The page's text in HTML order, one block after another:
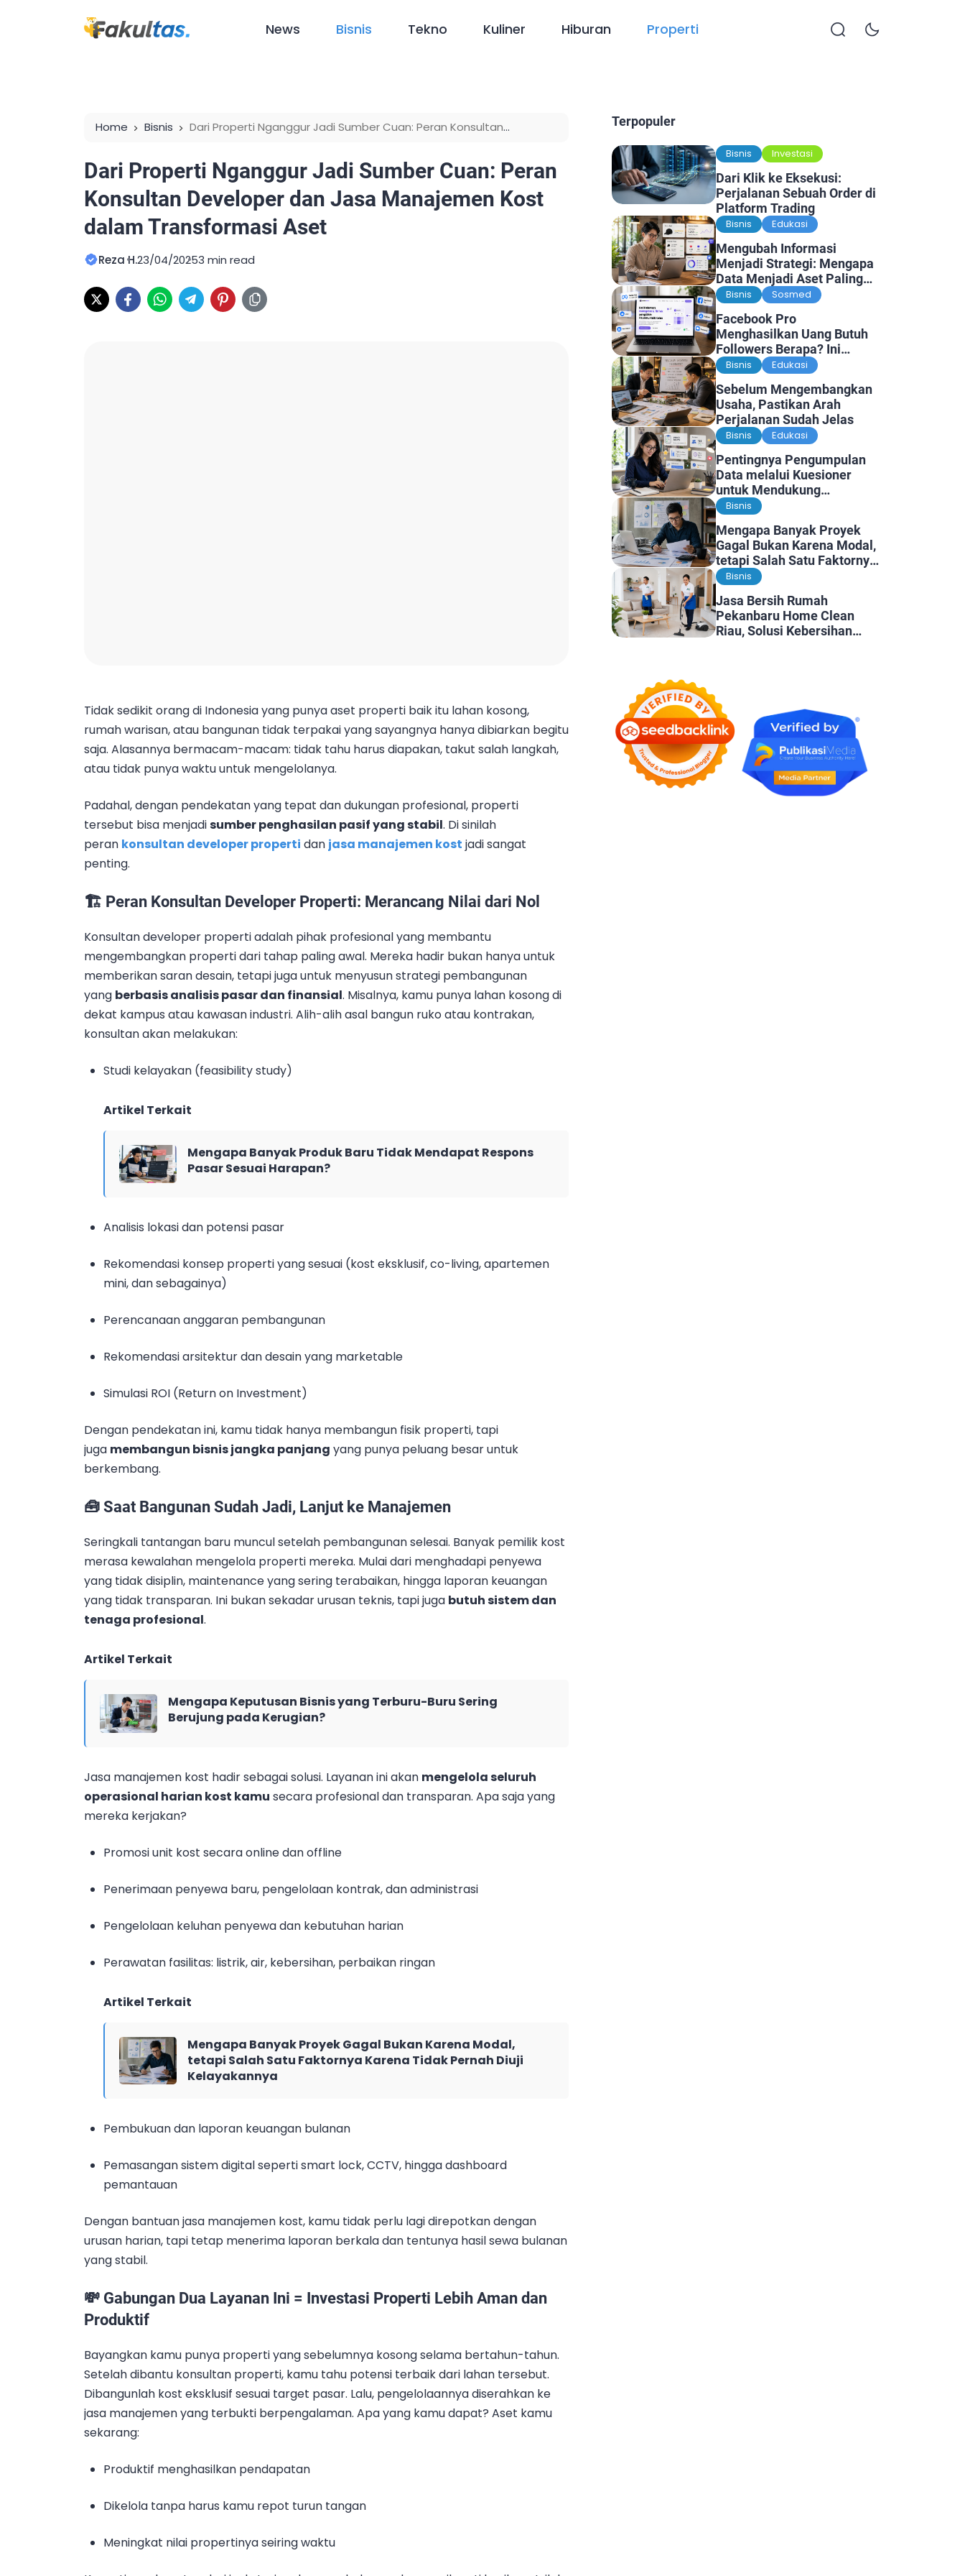
News Bisnis Tekno Kuliner Hiburan Properti
Home Bisnis
Dari Properti Nganggur Jadi Sumber Cuan: Peran Konsultan
Dari Properti Nganggur Jadi Sumber Cuan: Peran
Konsultan Developer dan Jasa Manajemen Kost
dalam Transformasi Aset
Reza H.23/04/20253 min read
Tidak sedikit orang di Indonesia yang punya aset properti baik itu lahan kosong,
rumah warisan, atau bangunan tidak terpakai yang sayangnya hanya dibiarkan begitu
saja. Alasannya bermacam-macam: tidak tahu harus diapakan, takut salah langkah,
atau tidak punya waktu untuk mengelolanya.
Padahal, dengan pendekatan yang tepat dan dukungan profesional, properti
tersebut bisa menjadisumber penghasilan pasif yang stabil. Di sinilah
peran konsultan developer properti dan jasa manajemen kost jadi sangat
penting.
🏗️ Peran Konsultan Developer Properti: Merancang Nilai dari Nol
Konsultan developer properti adalah pihak profesional yang membantu
mengembangkan properti dari tahap paling awal. Mereka hadir bukan hanya untuk
memberikan saran desain, tetapi juga untuk menyusun strategi pembangunan
yang berbasis analisis pasar dan finansial. Misalnya, kamu punya lahan kosong di
dekat kampus atau kawasan industri. Alih-alih asal bangun ruko atau kontrakan,
konsultan akan melakukan:
Studi kelayakan (feasibility study)
Artikel Terkait
Mengapa Banyak Produk Baru Tidak Mendapat Respons
Pasar Sesuai Harapan?
Analisis lokasi dan potensi pasar
Rekomendasi konsep properti yang sesuai (kost eksklusif, co-living, apartemen
mini, dan sebagainya)
Perencanaan anggaran pembangunan
Rekomendasi arsitektur dan desain yang marketable
Simulasi ROI (Return on Investment)
Dengan pendekatan ini, kamu tidak hanya membangun fisik properti, tapi
juga membangun bisnis jangka panjang yang punya peluang besar untuk
berkembang.
🧰 Saat Bangunan Sudah Jadi, Lanjut ke Manajemen
Seringkali tantangan baru muncul setelah pembangunan selesai. Banyak pemilik kost
merasa kewalahan mengelola properti mereka. Mulai dari menghadapi penyewa
yang tidak disiplin, maintenance yang sering terabaikan, hingga laporan keuangan
yang tidak transparan. Ini bukan sekadar urusan teknis, tapi juga butuh sistem dan
tenaga profesional.
Artikel Terkait
Mengapa Keputusan Bisnis yang Terburu-Buru Sering
Berujung pada Kerugian?
Jasa manajemen kost hadir sebagai solusi. Layanan ini akan mengelola seluruh
operasional harian kost kamu secara profesional dan transparan. Apa saja yang
mereka kerjakan?
Promosi unit kost secara online dan offline
Penerimaan penyewa baru, pengelolaan kontrak, dan administrasi
Pengelolaan keluhan penyewa dan kebutuhan harian
Perawatan fasilitas: listrik, air, kebersihan, perbaikan ringan
Artikel Terkait
Mengapa Banyak Proyek Gagal Bukan Karena Modal,
tetapi Salah Satu Faktornya Karena Tidak Pernah Diuji
Kelayakannya
Pembukuan dan laporan keuangan bulanan
Pemasangan sistem digital seperti smart lock, CCTV, hingga dashboard
pemantauan
Dengan bantuan jasa manajemen kost, kamu tidak perlu lagi direpotkan dengan
urusan harian, tapi tetap menerima laporan berkala dan tentunya hasil sewa bulanan
yang stabil.
💸 Gabungan Dua Layanan Ini = Investasi Properti Lebih Aman dan
Produktif
Bayangkan kamu punya properti yang sebelumnya kosong selama bertahun-tahun.
Setelah dibantu konsultan properti, kamu tahu potensi terbaik dari lahan tersebut.
Dibangunlah kost eksklusif sesuai target pasar. Lalu, pengelolaannya diserahkan ke
jasa manajemen yang terbukti berpengalaman. Apa yang kamu dapat? Aset kamu
sekarang:
Produktif menghasilkan pendapatan
Dikelola tanpa harus kamu repot turun tangan
Meningkat nilai propertinya seiring waktu
Terpopuler
Bisnis Investasi
Dari Klik ke Eksekusi:
Perjalanan Sebuah Order di
Platform Trading
Bisnis Edukasi
Mengubah Informasi
Menjadi Strategi: Mengapa
Data Menjadi Aset Paling
Berharga di Era Digital
Bisnis Sosmed
Facebook Pro
Menghasilkan Uang Butuh
Followers Berapa? Ini
Faktanya
Bisnis Edukasi
Sebelum Mengembangkan
Usaha, Pastikan Arah
Perjalanan Sudah Jelas
Bisnis Edukasi
Pentingnya Pengumpulan
Data melalui Kuesioner
untuk Mendukung
Penelitian dan Pengambilan
Bisnis
Mengapa Banyak Proyek
Gagal Bukan Karena Modal,
tetapi Salah Satu Faktornya
Karena Tidak Pernah Diuji
Bisnis
Jasa Bersih Rumah
Pekanbaru Home Clean
Riau, Solusi Kebersihan